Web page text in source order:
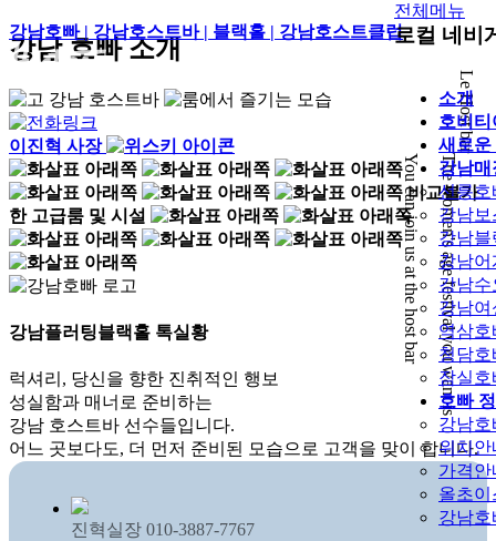
강남호빠 | 강남호스트바 | 블랙홀 | 강남호스트클럽로컬 네비
소개
호비티
새로운
강남매
선릉호
강남보
강남블
강남어
강남수
강남
역삼호
청담호
잠실호
호빠
강남호
위치안
가격안
올초이
강남호
전체메뉴
Le Host bar
The women's age festival you want is
You can join us at the host bar
강남 호빠 소개
이진혁 사장
비교불가
한 고급룸 및 시설
강남플러팅블랙홀 톡실황
럭셔리, 당신을 향한 진취적인 행보
성실함과 매너로 준비하는
강남 호스트바 선수들입니다.
어느 곳보다도, 더 먼저 준비된 모습으로 고객을 맞이 합니다.
진혁실장 010-3887-7767